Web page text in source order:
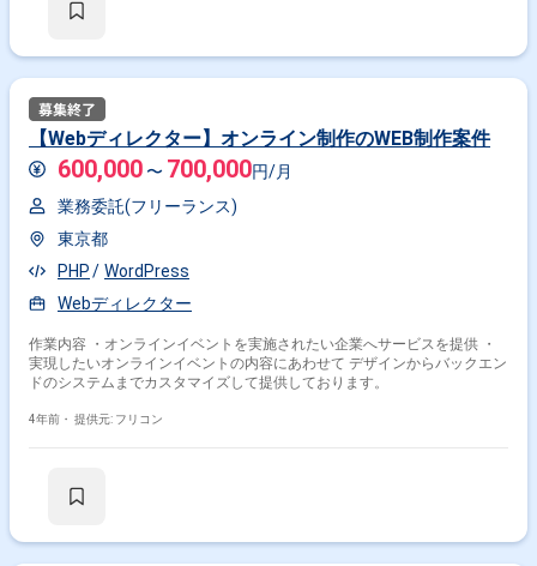
【Webディレクター】オンライン制作のWEB制作案件
600,000 〜 700,000円/月
業務委託(フリーランス)
東京都
PHP
WordPress
Webディレクター
作業内容 ・オンラインイベントを実施されたい企業へサービスを提供 ・
実現したいオンラインイベントの内容にあわせて デザインからバックエン
ドのシステムまでカスタマイズして提供しております。
4年前・ 提供元: フリコン